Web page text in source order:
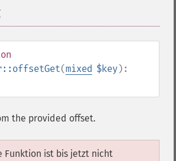
(mixed $key):
the provided offset.
Funktion ist bis jetzt nicht